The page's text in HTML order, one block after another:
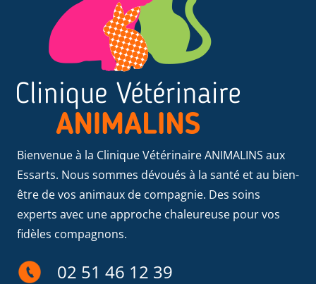
Bienvenue à la Clinique Vétérinaire ANIMALINS aux
Essarts. Nous sommes dévoués à la santé et au bien-
être de vos animaux de compagnie. Des soins
experts avec une approche chaleureuse pour vos
fidèles compagnons.
02 51 46 12 39